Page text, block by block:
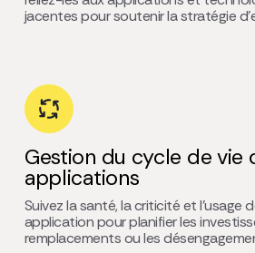
jacentes pour soutenir la stratégie
Gestion du cycle de vie
applications
Suivez la santé, la criticité et l’usage
application pour planifier les
remplacements ou les